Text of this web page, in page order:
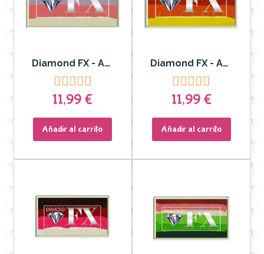
Diamond FX - Aquacolor Split Cake Cotton Candy para Rostro y Cuerpo

11,99 €
Añadir al carrito
Diamond FX - Aguacolor Split Cake para Rostro y Cuerpo Lobster Lau

11,99 €
Añadir al carrito